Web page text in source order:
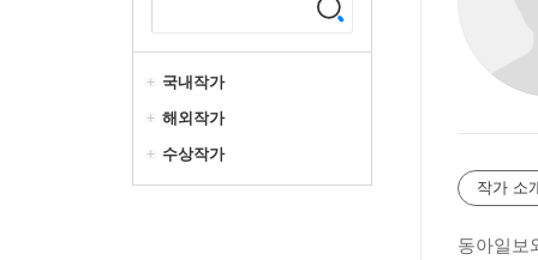
국내작가
해외작가
수상작가
작가 소
동아일보